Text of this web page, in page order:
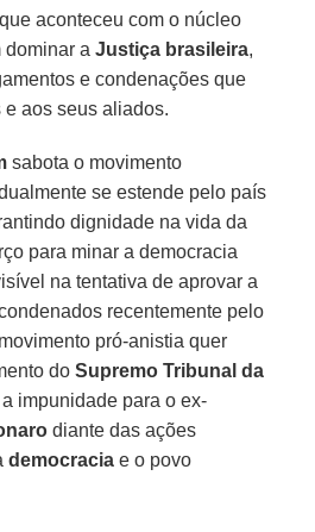
aconteceu com o núcleo
dominar aJustiça brasileira,
e condenações que
aos seus aliados.
sabota o movimento
se estende pelo país
dignidade na vida da
para minar a democracia
na tentativa de aprovar a
recentemente pelo
pró-anistia quer
doSupremo Tribunal da
impunidade para o ex-
diante das ações
democracia e o povo